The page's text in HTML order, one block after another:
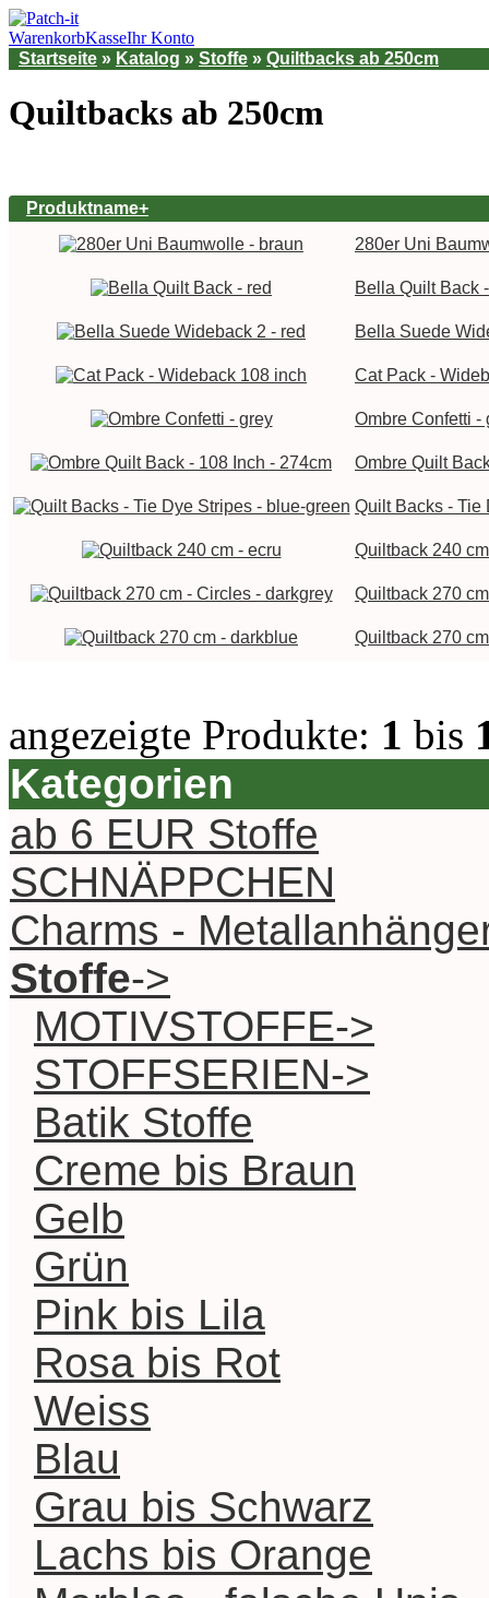
WarenkorbKasseIhr Konto
Startseite » Katalog » Stoffe » Quiltbacks ab 250cm
Quiltbacks ab 250cm
Produktname+
280er Uni
Bella Quilt Back
Bella Suede
Cat Pack -
Ombre Confetti -
Ombre Quilt
Quilt Backs - Tie
Quiltback 240
Quiltback 270
Quiltback 270
angezeigte Produkte: 1 bis
Kategorien
ab 6 EUR Stoffe
SCHNÄPPCHEN
Charms -
Stoffe->
MOTIVSTOFFE->
STOFFSERIEN->
Batik Stoffe
Creme bis Braun
Gelb
Grün
Pink bis Lila
Rosa bis Rot
Weiss
Blau
Grau bis Schwarz
Lachs bis Orange